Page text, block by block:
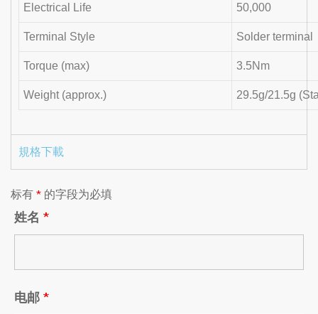
Electrical Life 50,000
Terminal Style Solder terminal
Torque (max) 3.5Nm
Weight (approx.) 29.5g/21.5g
規格下載
标有 * 的字段为必填
姓名 *
电邮 *